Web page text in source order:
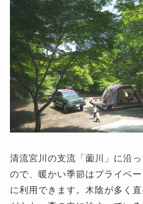
清流宮川の支流「薗川」に沿
ので、暖かい季節はプライベ
に利用できます。木陰が多く